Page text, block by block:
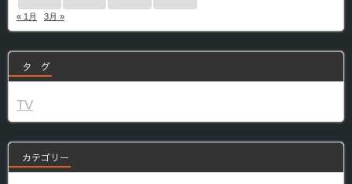
« 1月 3月 »
タ グ
TV
カテゴリー